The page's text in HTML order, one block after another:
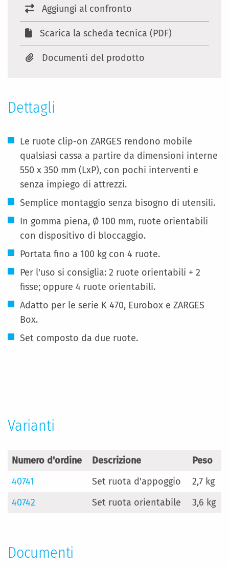
Aggiungi al confronto
Scarica la scheda tecnica (PDF)
Documenti del prodotto
Dettagli
Le ruote clip-on ZARGES rendono mobile
qualsiasi cassa a partire da dimensioni interne
550 x 350 mm (LxP), con pochi interventi e
senza impiego di attrezzi.
Semplice montaggio senza bisogno di utensili.
In gomma piena, Ø 100 mm, ruote orientabili
con dispositivo di bloccaggio.
Portata fino a 100 kg con 4 ruote.
Per l'uso si consiglia: 2 ruote orientabili + 2
fisse; oppure 4 ruote orientabili.
Adatto per le serie K 470, Eurobox e ZARGES
Box.
Set composto da due ruote.
Varianti
Numero d'ordine Descrizione
Peso
40741
Set ruota d'appoggio
2,7 kg
40742
Set ruota orientabile 3,6 kg
Documenti